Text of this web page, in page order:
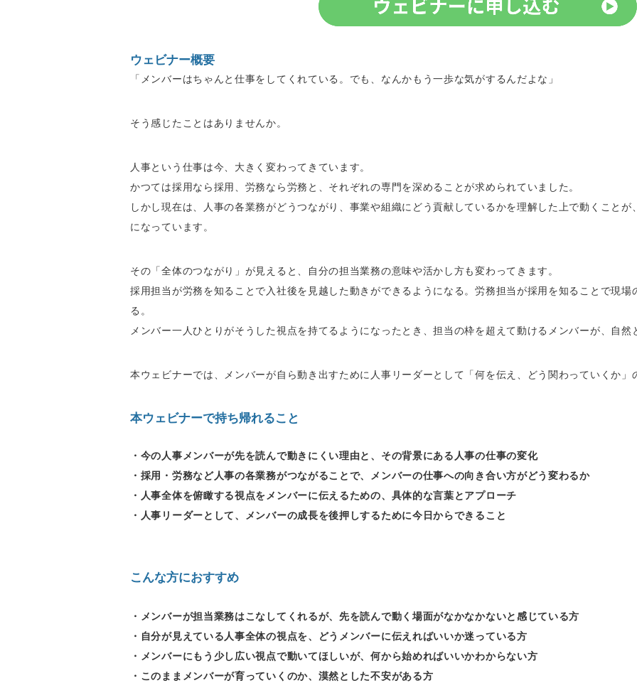
ウェビナー概要
「メンバーはちゃんと仕事をしてくれている。でも、なんかもう一歩な気がするんだよな」
そう感じたことはありませんか。
人事という仕事は今、大きく変わってきています。
かつては採用なら採用、労務なら労務と、それぞれの専門を深めることが求められていました。
しかし現在は、人事の各業務がどうつながり、事業や組織にどう貢献しているかを理解した上で動くこと
になっています。
その「全体のつながり」が見えると、自分の担当業務の意味や活かし方も変わってきます。
採用担当が労務を知ることで入社後を見越した動きができるようになる。労務担当が採用を知ることで現
る。
メンバー一人ひとりがそうした視点を持てるようになったとき、担当の枠を超えて動けるメンバーが、自然
本ウェビナーでは、メンバーが自ら動き出すために人事リーダーとして「何を伝え、どう関わっていくか」
本ウェビナーで持ち帰れること
・今の人事メンバーが先を読んで動きにくい理由と、その背景にある人事の仕事の変化
・採用・労務など人事の各業務がつながることで、メンバーの仕事への向き合い方がどう変わるか
・人事全体を俯瞰する視点をメンバーに伝えるための、具体的な言葉とアプローチ
・人事リーダーとして、メンバーの成長を後押しするために今日からできること
こんな方におすすめ
・メンバーが担当業務はこなしてくれるが、先を読んで動く場面がなかなかないと感じている方
・自分が見えている人事全体の視点を、どうメンバーに伝えればいいか迷っている方
・メンバーにもう少し広い視点で動いてほしいが、何から始めればいいかわからない方
・このままメンバーが育っていくのか、漠然とした不安がある方